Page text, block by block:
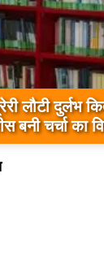
लौटी दुर्लभ
बनी चर्चा का